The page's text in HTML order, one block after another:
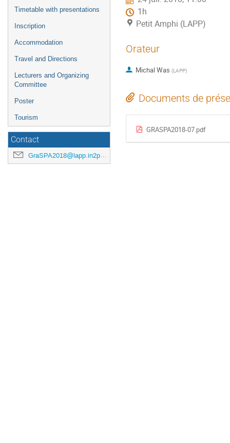
Timetable with presentations
Inscription
Accommodation
Travel and Directions
Lecturers and Organizing
Committee
Poster
Tourism
Contact
GraSPA2018@lapp.in2p3.fr
1h
Petit Amphi (LAPP)
Orateur
Michal Was (LAPP)
Documents de
GRASPA2018-07.pdf